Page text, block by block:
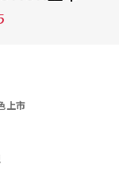
上市